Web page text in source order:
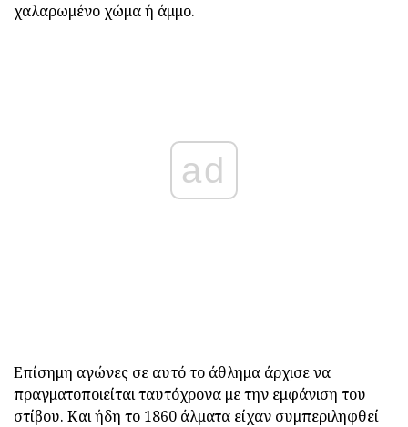
χαλαρωμένο χώμα ή άμμο.
ad
Επίσημη αγώνες σε αυτό το άθλημα άρχισε να
πραγματοποιείται ταυτόχρονα με την εμφάνιση του
στίβου. Και ήδη το 1860 άλματα είχαν συμπεριληφθεί